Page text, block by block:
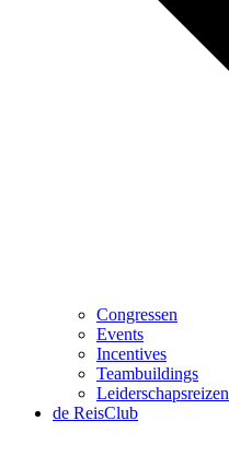
Congressen
Events
Incentives
Teambuildings
Leiderschapsreizen
de ReisClub